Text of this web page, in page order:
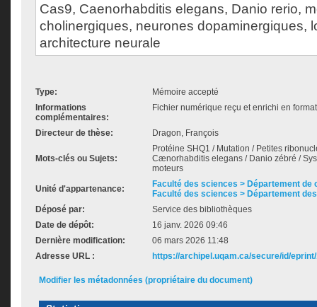
Cas9, Caenorhabditis elegans, Danio rerio,
cholinergiques, neurones dopaminergiques,
architecture neurale
Type:
Mémoire accepté
Informations
complémentaires:
Fichier numérique reçu et enrichi en
Directeur de thèse: Dragon, François
Mots-clés ou Sujets:
Protéine SHQ1 / Mutation / Petites
Cænorhabditis elegans / Danio zébré /
moteurs
Unité d'appartenance:
Faculté des sciences > Département de
Faculté des sciences > Département
Déposé par:
Service des bibliothèques
Date de dépôt:
16 janv. 2026 09:46
Dernière modification:
06 mars 2026 11:48
Adresse URL :
https://archipel.uqam.ca/secure/id/
Modifier les métadonnées (propriétaire du document)